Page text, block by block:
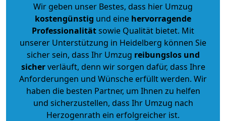
Wir geben unser Bestes, dass hier Umzug
kostengünstig und eine hervorragende
Professionalitätsowie Qualität bietet. Mit
unserer Unterstützung in Heidelberg können Sie
sicher sein, dass Ihr Umzug reibungslos und
sicherverläuft, denn wir sorgen dafür, dass Ihre
Anforderungen und Wünsche erfüllt werden. Wir
haben die besten Partner, um Ihnen zu helfen
und sicherzustellen, dass Ihr Umzug nach
Herzogenrath ein erfolgreicher ist.